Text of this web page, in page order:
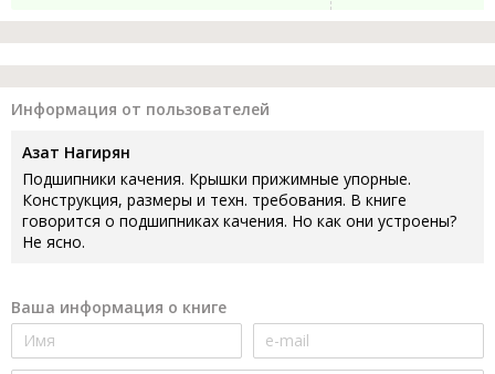
Информация от пользователей
Азат Нагирян
Подшипники качения. Крышки прижимные упорные.
Конструкция, размеры и техн. требования. В книге
говорится о подшипниках качения. Но как они устроены?
Не ясно.
Ваша информация о книге